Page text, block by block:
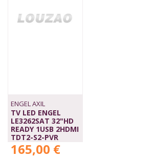
ENGEL AXIL
TV LED ENGEL
LE3262SAT 32"HD
READY 1USB 2HDMI
TDT2-S2-PVR
165,00 €